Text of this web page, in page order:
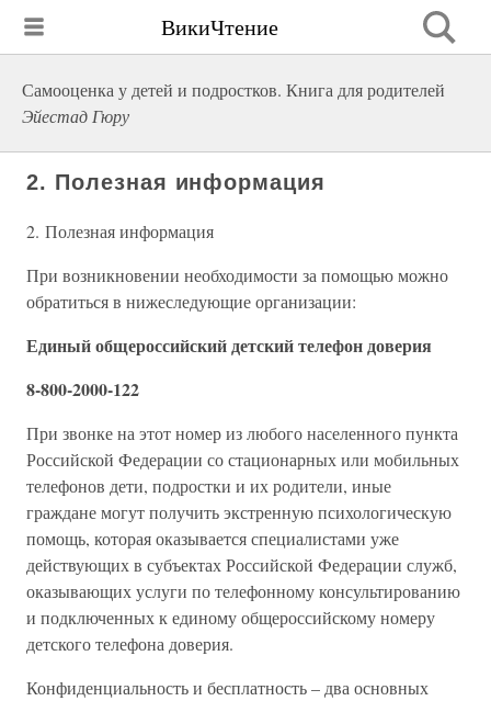
ВикиЧтение
Самооценка у детей и подростков. Книга для родителей
Эйестад Гюру
2. Полезная информация
2. Полезная информация
При возникновении необходимости за помощью можно
обратиться в нижеследующие организации:
Единый общероссийский детский телефон доверия
8-800-2000-122
При звонке на этот номер из любого населенного пункта
Российской Федерации со стационарных или мобильных
телефонов дети, подростки и их родители, иные
граждане могут получить экстренную психологическую
помощь, которая оказывается специалистами уже
действующих в субъектах Российской Федерации служб,
оказывающих услуги по телефонному консультированию
и подключенных к единому общероссийскому номеру
детского телефона доверия.
Конфиденциальность и бесплатность – два основных